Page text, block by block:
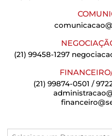
(21) 99458-1297
(21) 99874-0501 /